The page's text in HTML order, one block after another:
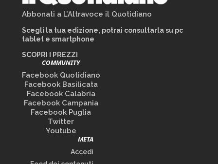
Abbonati a L’Altravoce il Quotidiano
Scegli la tua edizione, potrai consultarla su pc
tablet e smartphone
SCOPRI I PREZZI
COMMUNITY
Facebook Quotidiano
Facebook Basilicata
Facebook Calabria
Facebook Campania
Facebook Puglia
Twitter
Youtube
META
Accedi